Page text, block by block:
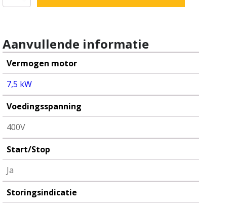
kW
-
start/stop
aantal
Aanvullende informatie
Vermogen motor
7,5 kW
Voedingsspanning
400V
Start/Stop
Ja
Storingsindicatie